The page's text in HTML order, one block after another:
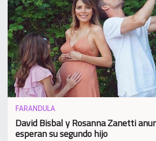
FARANDULA
David Bisbal y Rosanna Zanetti
esperan su segundo hijo